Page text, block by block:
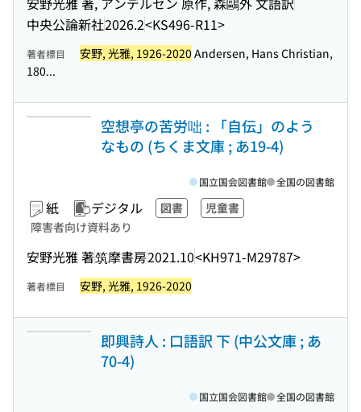
中央公論新社2026.2<KS496-R11>
著者標目 安野, 光雅, 1926-2020 Andersen, Hans Christian,
180...
空想亭の苦労咄 : 「自伝」のよう
なもの (ちくま文庫 ; あ19-4)
紙 デジタル 図書
児童書
障害者向け資料あり
安野光雅 著筑摩書房2021.10<KH971-M29787>
国立国会図書館 全国の図書館
著者標目 安野, 光雅, 1926-2020
即興詩人 : 口語訳 下 (中公文庫 ; あ
70-4)
国立国会図書館 全国の図書館